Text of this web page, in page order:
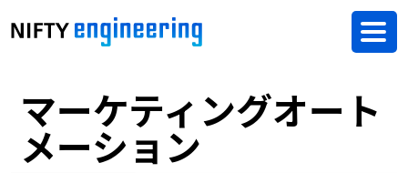
マーケティングオート
メーション